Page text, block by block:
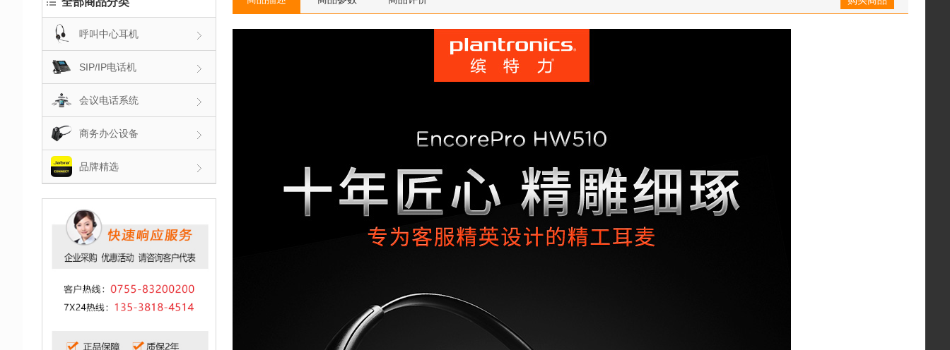
呼叫中心耳机
SIP/IP电话机
会议电话系统
商务办公设备
品牌精选